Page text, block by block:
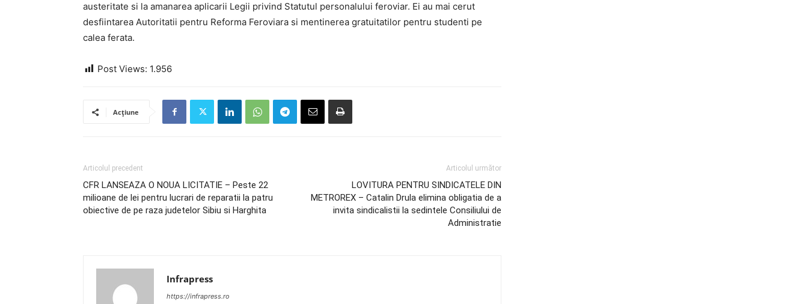
austeritate si la amanarea aplicarii Legii privind Statutul personalului feroviar. Ei au mai cerut
desfiintarea Autoritatii pentru Reforma Feroviara si mentinerea gratuitatilor pentru studenti pe
calea ferata.
Post Views: 1.956
Acțiune
Articolul precedent
CFR LANSEAZA O NOUA LICITATIE – Peste 22
milioane de lei pentru lucrari de reparatii la patru
obiective de pe raza judetelor Sibiu si Harghita
Articolul următor
LOVITURA PENTRU SINDICATELE DIN
METROREX – Catalin Drula elimina obligatia de a
invita sindicalistii la sedintele Consiliului de
Administratie
Infrapress
https://infrapress.ro